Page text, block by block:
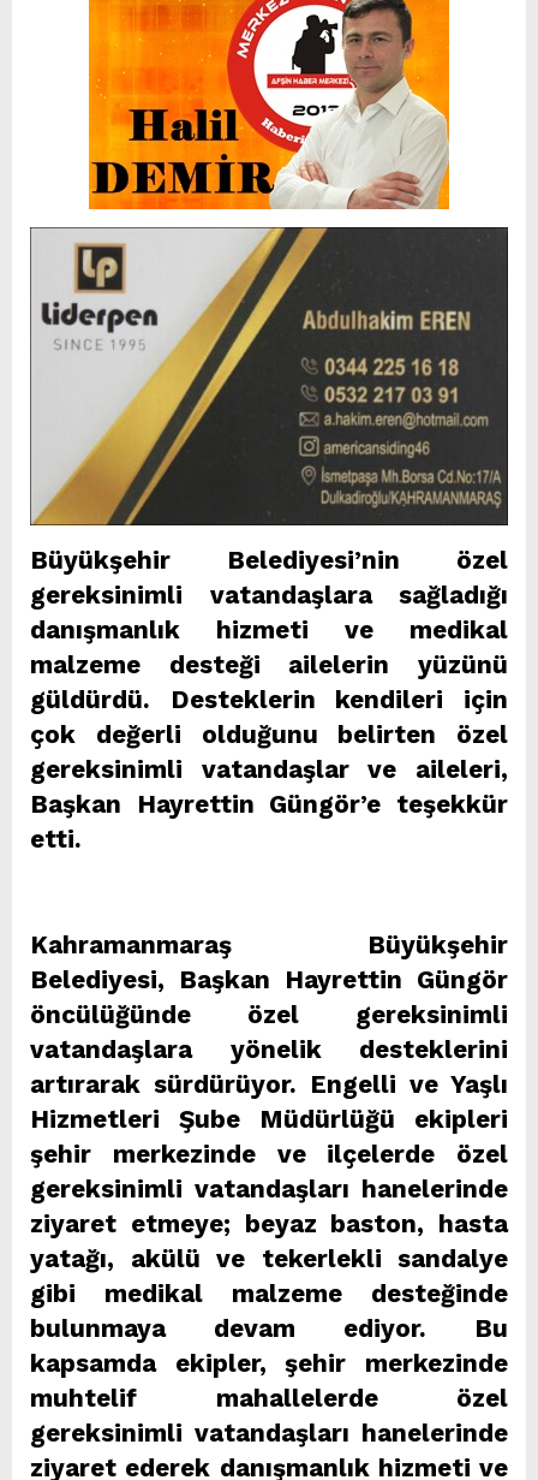
Büyükşehir Belediyesi’nin özel
gereksinimli vatandaşlara sağladığı
danışmanlık hizmeti ve medikal
malzeme desteği ailelerin yüzünü
güldürdü. Desteklerin kendileri için
çok değerli olduğunu belirten özel
gereksinimli vatandaşlar ve aileleri,
Başkan Hayrettin Güngör’e teşekkür
etti.
Kahramanmaraş Büyükşehir
Belediyesi, Başkan Hayrettin Güngör
öncülüğünde özel gereksinimli
vatandaşlara yönelik desteklerini
artırarak sürdürüyor. Engelli ve Yaşlı
Hizmetleri Şube Müdürlüğü ekipleri
şehir merkezinde ve ilçelerde özel
gereksinimli vatandaşları hanelerinde
ziyaret etmeye; beyaz baston, hasta
yatağı, akülü ve tekerlekli sandalye
gibi medikal malzeme desteğinde
bulunmaya devam ediyor. Bu
kapsamda ekipler, şehir merkezinde
muhtelif mahallelerde özel
gereksinimli vatandaşları hanelerinde
ziyaret ederek danışmanlık hizmeti ve